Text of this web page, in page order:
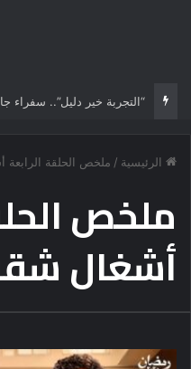
الرئيسية / ملخص الحلقة
ملخص
أشغال